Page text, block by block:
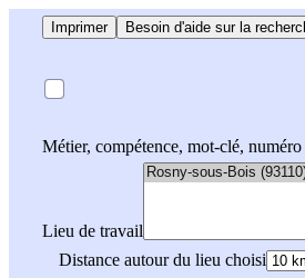
Imprimer Besoin d'aide sur la
Métier, compétence, mot-clé,
Lieu de travail
Distance autour du lieu choisi